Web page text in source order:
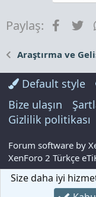
Paylaş:
Araştırma ve
Default style
Bize ulaşın
Gizlilik politikası
Forum software by
XenForo 2 Türkçe
Size daha iyi